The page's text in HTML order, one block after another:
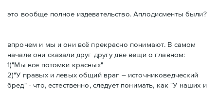
это вообще полное издевательство. Аплодисменты были?
впрочем и мы и они всё прекрасно понимают. В самом
начале они сказали друг другу две вещи о главном:
1)"Мы все потомки красных"
2)"У правых и левых общий враг – источниковедческий
бред" - что, естественно, следует понимать, как "У наших и